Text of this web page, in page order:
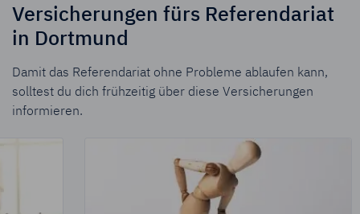
Versicherungen fürs Referendariat
in Dortmund
Damit das Referendariat ohne Probleme ablaufen kann,
solltest du dich frühzeitig über diese Versicherungen
informieren.